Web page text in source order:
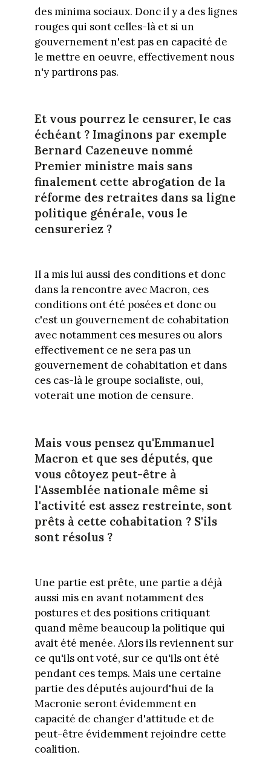
des minima sociaux. Donc il y a des lignes
rouges qui sont celles-là et si un
gouvernement n'est pas en capacité de
le mettre en oeuvre, effectivement nous
n'y partirons pas.
Et vous pourrez le censurer, le cas
échéant ? Imaginons par exemple
Bernard Cazeneuve nommé
Premier ministre mais sans
finalement cette abrogation de la
réforme des retraites dans sa ligne
politique générale, vous le
censureriez ?
Il a mis lui aussi des conditions et donc
dans la rencontre avec Macron, ces
conditions ont été posées et donc ou
c'est un gouvernement de cohabitation
avec notamment ces mesures ou alors
effectivement ce ne sera pas un
gouvernement de cohabitation et dans
ces cas-là le groupe socialiste, oui,
voterait une motion de censure.
Mais vous pensez qu'Emmanuel
Macron et que ses députés, que
vous côtoyez peut-être à
l'Assemblée nationale même si
l'activité est assez restreinte, sont
prêts à cette cohabitation ? S'ils
sont résolus ?
Une partie est prête, une partie a déjà
aussi mis en avant notamment des
postures et des positions critiquant
quand même beaucoup la politique qui
avait été menée. Alors ils reviennent sur
ce qu'ils ont voté, sur ce qu'ils ont été
pendant ces temps. Mais une certaine
partie des députés aujourd'hui de la
Macronie seront évidemment en
capacité de changer d'attitude et de
peut-être évidemment rejoindre cette
coalition.